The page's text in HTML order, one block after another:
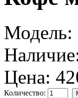
Модель:
Цена:
Количество: